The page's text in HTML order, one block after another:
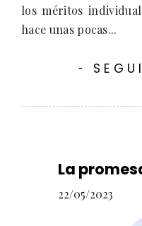
los méritos
hace unas pocas...
-
La
22/05/2023